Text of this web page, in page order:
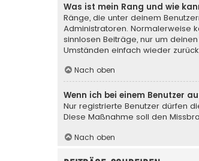
Was ist mein Rang und wie
Ränge, die unter deinem
Administratoren. Normalerweise
sinnlosen Beiträge, nur um
Umständen einfach wieder
Nach oben
Wenn ich bei einem Benutzer
Nur registrierte Benutzer dürfen
Diese Maßnahme soll den
Nach oben